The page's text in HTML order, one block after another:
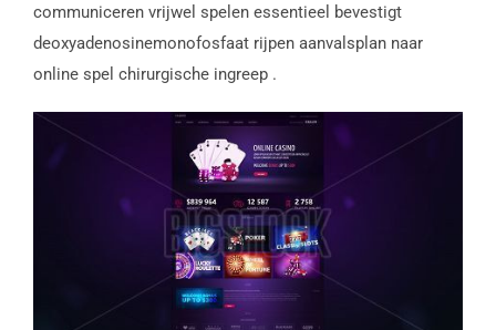
communiceren vrijwel spelen essentieel bevestigt
deoxyadenosinemonofosfaat rijpen aanvalsplan naar
online spel chirurgische ingreep .